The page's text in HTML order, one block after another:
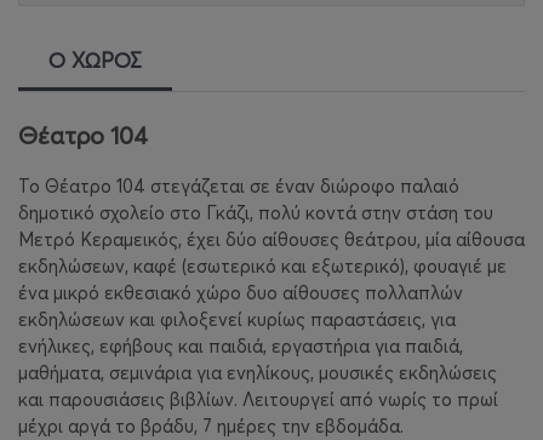
Ο ΧΩΡΟΣ
Θέατρο 104
Το Θέατρο 104 στεγάζεται σε έναν διώροφο παλαιό
δημοτικό σχολείο στο Γκάζι, πολύ κοντά στην στάση του
Μετρό Κεραμεικός, έχει δύο αίθουσες θεάτρου, μία αίθουσα
εκδηλώσεων, καφέ (εσωτερικό και εξωτερικό), φουαγιέ με
ένα μικρό εκθεσιακό χώρο δυο αίθουσες πολλαπλών
εκδηλώσεων και φιλοξενεί κυρίως παραστάσεις, για
ενήλικες, εφήβους και παιδιά, εργαστήρια για παιδιά,
μαθήματα, σεμινάρια για ενηλίκους, μουσικές εκδηλώσεις
και παρουσιάσεις βιβλίων. Λειτουργεί από νωρίς το πρωί
μέχρι αργά το βράδυ, 7 ημέρες την εβδομάδα.